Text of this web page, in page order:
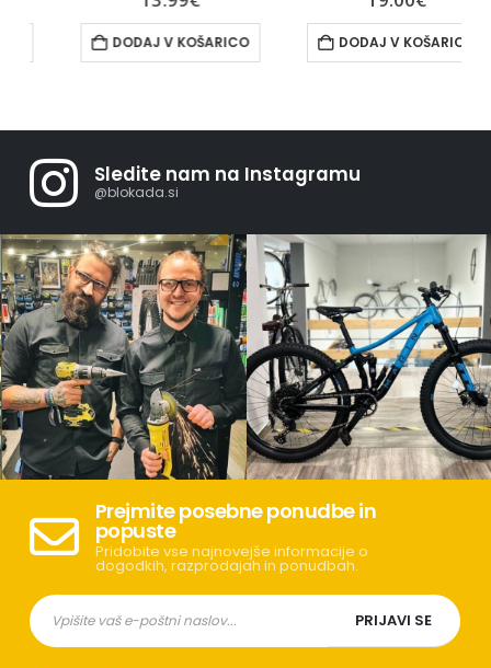
DODAJ V KOŠARICO DODAJ V KOŠARICO
Sledite nam na Instagramu
@blokada.si
Prejmite posebne ponudbe in
popuste
Pridobite vse najnovejše informacije o
dogodkih, razprodajah in ponudbah.